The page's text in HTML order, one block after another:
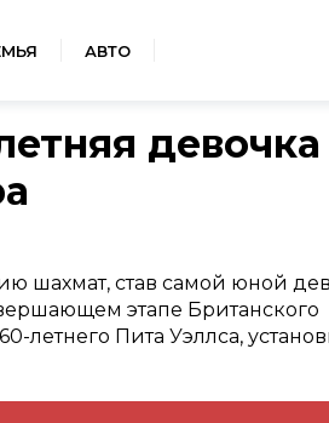
АВТО
девочка
шахмат, став самой юной
этапе Британского
летнего Пита Уэллса,